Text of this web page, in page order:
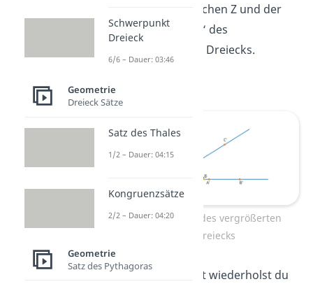
Abstand zwischen Z und der
neuen Ecke A‘ des
vergrößerten Dreiecks.
Eckpunkte des vergrößerten
Dreiecks
Diesen Schritt wiederholst du
Schwerpunkt
Dreieck
6/6 – Dauer: 03:46
Geometrie
Dreieck Sätze
Satz des Thales
1/2 – Dauer: 04:15
Kongruenzsätze
2/2 – Dauer: 04:20
Geometrie
Satz des Pythagoras